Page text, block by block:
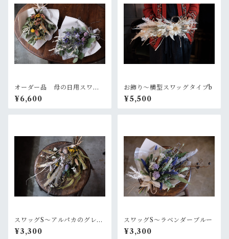
オーダー品 母の日用スワッ
グ2個セット
¥6,600
お飾り〜横型スワッグタイプb
¥5,500
スワッグS〜アルパカのグレー
なセーター
¥3,300
スワッグS〜ラベンダーブルー
¥3,300